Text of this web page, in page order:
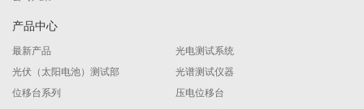
产品中心
最新产品
光电测试系统
光伏（太阳电池）测试部
光谱测试仪器
位移台系列
压电位移台